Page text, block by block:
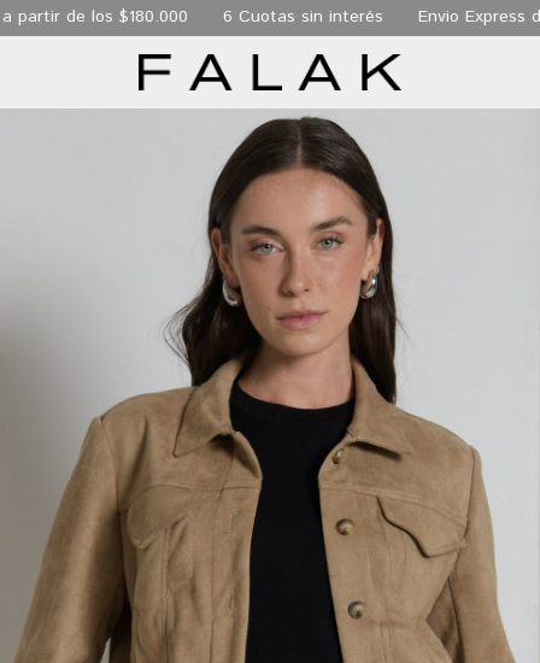
$180.000 6 Cuotas sin interés Envio Express de 24 hs a